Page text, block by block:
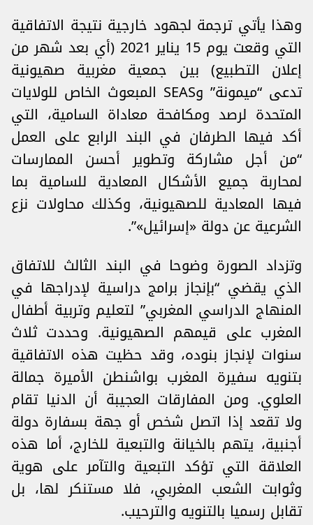
وهذا يأتي ترجمة لجهود خارجية نتيجة الاتفاقية
التي وقعت يوم 15 يناير 2021 (أي بعد شهر من
إعلان التطبيع) بين جمعية مغربية صهيونية
تدعى “ميمونة” وSEAS المبعوث الخاص للولايات
المتحدة لرصد ومكافحة معاداة السامية، التي
أكد فيها الطرفان في البند الرابع على العمل
“من أجل مشاركة وتطوير أحسن الممارسات
لمحاربة جميع الأشكال المعادية للسامية بما
فيها المعادية للصهيونية، وكذلك محاولات نزع
الشرعية عن دولة «إسرائيل»”.
وتزداد الصورة وضوحا في البند الثالث للاتفاق
الذي يقضي “بإنجاز برامج دراسية لإدراجها في
المنهاج الدراسي المغربي” لتعليم وتربية أطفال
المغرب على قيمهم الصهيونية. وحددت ثلاث
سنوات لإنجاز بنوده، وقد حظيت هذه الاتفاقية
بتنويه سفيرة المغرب بواشنطن الأميرة جمالة
العلوي. ومن المفارقات العجيبة أن الدنيا تقام
ولا تقعد إذا اتصل شخص أو جهة بسفارة دولة
أجنبية، يتهم بالخيانة والتبعية للخارج، أما هذه
العلاقة التي تؤكد التبعية والتآمر على هوية
وثوابت الشعب المغربي، فلا مستنكر لها، بل
تقابل رسميا بالتنويه والترحيب.